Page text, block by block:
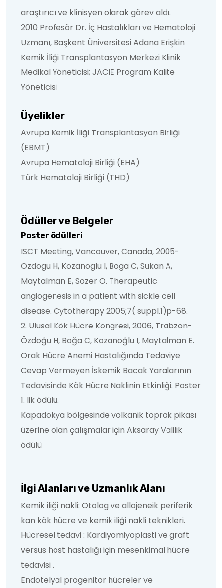
araştırıcı ve klinisyen olarak görev aldı.
2010 Profesör Dr. İç Hastalıkları ve Hematoloji
Uzmanı, Başkent Üniversitesi Adana Erişkin
Kemik İliği Transplantasyon Merkezi Klinik
Medikal Yöneticisi; JACIE Program Kalite
Yöneticisi
Üyelikler
Avrupa Kemik İliği Transplantasyon Birliği
(EBMT)
Avrupa Hematoloji Birliği (EHA)
Türk Hematoloji Birliği (THD)
Ödüller ve Belgeler
Poster ödülleri
ISCT Meeting, Vancouver, Canada, 2005-
Ozdogu H, Kozanoglu I, Boga C, Sukan A,
Maytalman E, Sozer O. Therapeutic
angiogenesis in a patient with sickle cell
disease. Cytotherapy 2005;7( suppl.1)p-68.
2. Ulusal Kök Hücre Kongresi, 2006, Trabzon-
Özdoğu H, Boğa C, Kozanoğlu I, Maytalman E.
Orak Hücre Anemi Hastalığında Tedaviye
Cevap Vermeyen İskemik Bacak Yaralarının
Tedavisinde Kök Hücre Naklinin Etkinliği. Poster
1. lik ödülü.
Kapadokya bölgesinde volkanik toprak pikası
üzerine olan çalışmalar için Aksaray Valilik
ödülü
İlgi Alanları ve Uzmanlık Alanı
Kemik iliği nakli: Otolog ve allojeneik periferik
kan kök hücre ve kemik iliği nakli teknikleri.
Hücresel tedavi : Kardiyomiyoplasti ve graft
versus host hastalığı için mesenkimal hücre
tedavisi .
Endotelyal progenitor hücreler ve